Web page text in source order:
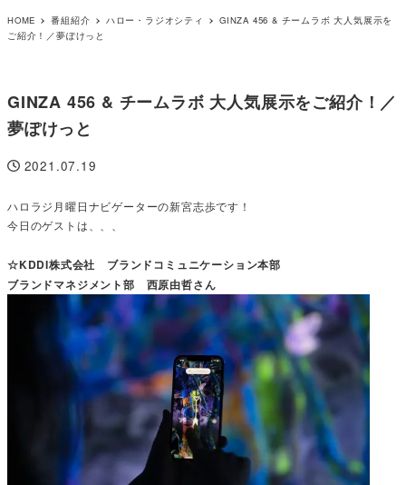
HOME 番組紹介 ハロー・ラジオシティ
GINZA 456 & チームラボ 大人気展示を
ご紹介！／夢ぽけっと
GINZA 456 & チームラボ 大人気展示をご紹介！／
夢ぽけっと
投稿日
2021.07.19
ハロラジ月曜日ナビゲーターの新宮志歩です！
今日のゲストは、、、
☆KDDI株式会社 ブランドコミュニケーション本部
ブランドマネジメント部 西原由哲さん